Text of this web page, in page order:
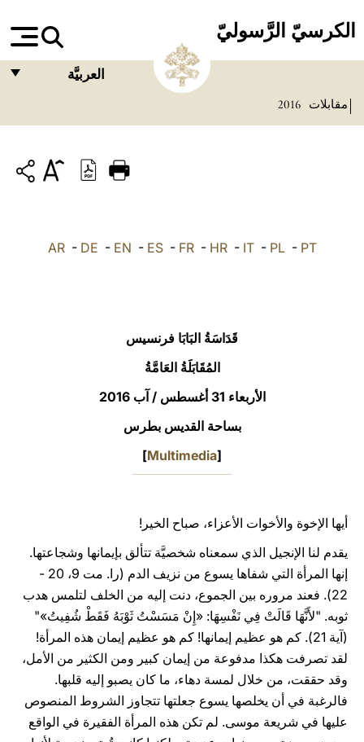
الكرسيّ الرَّسوليّ
العربيَّة
ITALIANO
LATINE
مقابلات 2016
AR- DE - EN - ES- FR- HR- IT- PL- PT
قَدَاسَةُ البَابَا فرنسيس
المُقَابَلَةُ العَامَّةُ
الأربعاء 31 أغسطس / آب 2016
بساحة القديس بطرس
[
Multimedia
]
أيها الإخوة والأخوات الأعزاء، صباح الخير!
يقدم لنا الإنجيل الذي سمعناه شخصيَّة تتألق بإيمانها وشجاعتها.
إنها المرأة التي شفاها يسوع من نزيف الدم (را. مت 9، 20 -
22). فعند مروره بين الجموع، دنت إليه من الخلف لتلمس هدب
ثوبه. "لأَنَّهَا قَالَتْ فِي نَفْسِهَا: «إِنْ مَسَسْتُ ثَوْبَهُ فَقَطْ شُفِيتُ»"
(آية 21). كم هو عظيم إيمانها! كم هو عظيم إيمان هذه المرأة!
لقد تصرفت هكذا مدفوعة من إيمان كبير ومن الكثير من الأمل،
وقد حققت، من خلال لمسة دهاء، ما كان يصبو إليه قلبها.
فالرغبة في أن يخلصها يسوع جعلتها تتجاوز الشروط المنصوص
عليها في شريعة موسى. لم تكن هذه المرأة الفقيرة في الواقع